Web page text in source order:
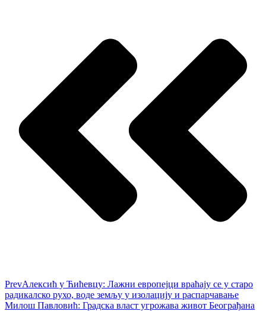
PrevАлексић у Ћићевцу: Лажни европејци враћају се у старо
радикалско рухо, воде земљу у изолацију и распарчавање
Милош Павловић: Градска власт угрожава живот Београђана